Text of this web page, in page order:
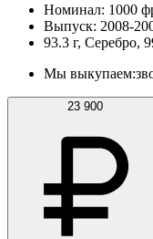
Номинал: 1000
Выпуск: 2008-
93.3 г, Серебро,
Мы выкупаем:
23 900